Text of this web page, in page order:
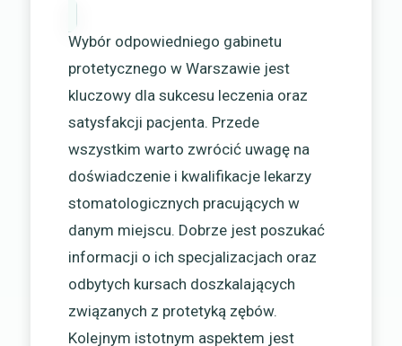
Wybór odpowiedniego gabinetu
protetycznego w Warszawie jest
kluczowy dla sukcesu leczenia oraz
satysfakcji pacjenta. Przede
wszystkim warto zwrócić uwagę na
doświadczenie i kwalifikacje lekarzy
stomatologicznych pracujących w
danym miejscu. Dobrze jest poszukać
informacji o ich specjalizacjach oraz
odbytych kursach doszkalających
związanych z protetyką zębów.
Kolejnym istotnym aspektem jest